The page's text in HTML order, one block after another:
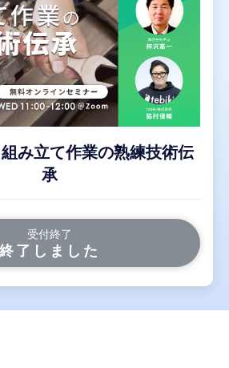
組み立て作業の熟練技術伝
承
受付終了
終了しました